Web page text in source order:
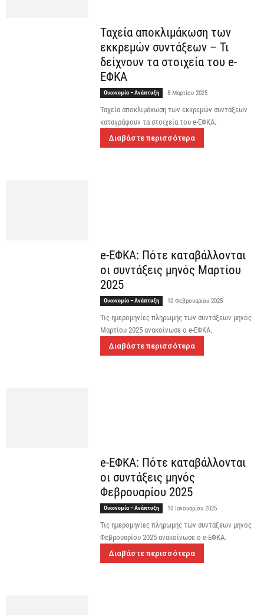
Ταχεία αποκλιμάκωση των
εκκρεμών συντάξεων – Τι
δείχνουν τα στοιχεία του e-
ΕΦΚΑ
Οικονομία – Ανάπτυξη 8 Μαρτίου 2025
Ταχεία αποκλιμάκωση των εκκρεμών συντάξεων
καταγράφουν τα στοιχεία του e-ΕΦΚΑ.
Διαβάστε περισσότερα
e-ΕΦΚΑ: Πότε καταβάλλονται
οι συντάξεις μηνός Μαρτίου
2025
Οικονομία – Ανάπτυξη 10 Φεβρουαρίου 2025
Τις ημερομηνίες πληρωμής των συντάξεων μηνός
Μαρτίου 2025 ανακοίνωσε ο e-ΕΦΚΑ.
Διαβάστε περισσότερα
e-ΕΦΚΑ: Πότε καταβάλλονται
οι συντάξεις μηνός
Φεβρουαρίου 2025
Οικονομία – Ανάπτυξη 10 Ιανουαρίου 2025
Τις ημερομηνίες πληρωμής των συντάξεων μηνός
Φεβρουαρίου 2025 ανακοίνωσε ο e-ΕΦΚΑ.
Διαβάστε περισσότερα